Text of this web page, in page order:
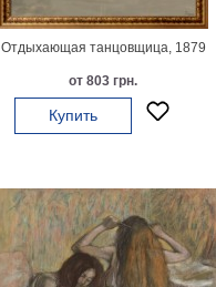
Отдыхающая танцовщица, 1879
от 803 грн.
Купить